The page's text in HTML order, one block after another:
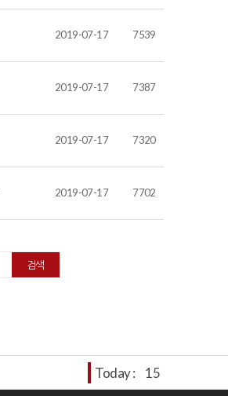
2019-07-17 7539
2019-07-17 7387
2019-07-17 7320
2019-07-17 7702
Today : 15